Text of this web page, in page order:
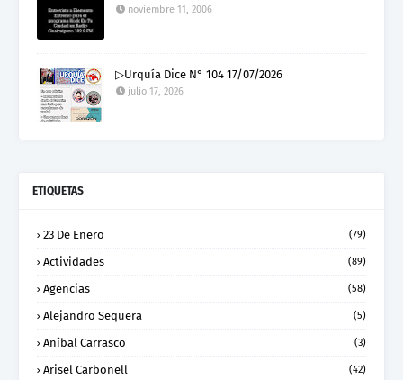
noviembre 11, 2006
▷Urquía Dice N° 104 17/07/2026
julio 17, 2026
ETIQUETAS
23 De Enero (79)
Actividades (89)
Agencias (58)
Alejandro Sequera (5)
Aníbal Carrasco (3)
Arisel Carbonell (42)